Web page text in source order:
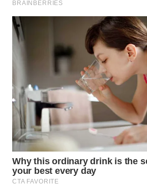
WN
MALUKU
WN
DAIRI
DANAU
TOBA
WN
NIAS